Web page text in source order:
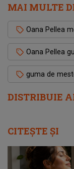
DISTRIBUIE
MAI MULTE
Oana Pellea
Oana Pellea
guma de
CITEȘTE ȘI